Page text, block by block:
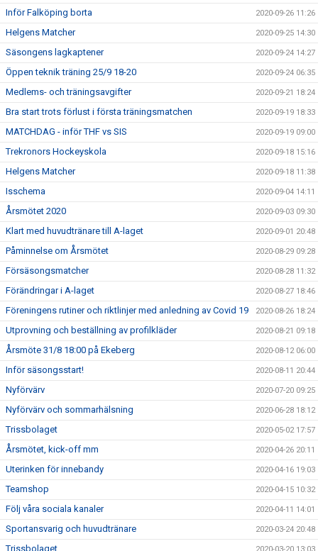
Inför Falköping borta 2020-09-26 11:26
Helgens Matcher 2020-09-25 14:30
Säsongens lagkaptener 2020-09-24 14:27
Öppen teknik träning 25/9 18-20 2020-09-24 06:35
Medlems- och träningsavgifter 2020-09-21 18:24
Bra start trots förlust i första träningsmatchen 2020-09-19 18:33
MATCHDAG - inför THF vs SIS 2020-09-19 09:00
Trekronors Hockeyskola 2020-09-18 15:16
Helgens Matcher 2020-09-18 11:38
Isschema 2020-09-04 14:11
Årsmötet 2020 2020-09-03 09:30
Klart med huvudtränare till A-laget 2020-09-01 20:48
Påminnelse om Årsmötet 2020-08-29 09:28
Försäsongsmatcher 2020-08-28 11:32
Förändringar i A-laget 2020-08-27 18:46
Föreningens rutiner och riktlinjer med anledning av Covid 19 2020-08-26 18:24
Utprovning och beställning av profilkläder 2020-08-21 09:18
Årsmöte 31/8 18:00 på Ekeberg 2020-08-12 06:00
Inför säsongsstart! 2020-08-11 20:44
Nyförvärv 2020-07-20 09:25
Nyförvärv och sommarhälsning 2020-06-28 18:12
Trissbolaget 2020-05-02 17:57
Årsmötet, kick-off mm 2020-04-26 20:11
Uterinken för innebandy 2020-04-16 19:03
Teamshop 2020-04-15 10:32
Följ våra sociala kanaler 2020-04-11 14:01
Sportansvarig och huvudtränare 2020-03-24 20:48
Trissbolaget